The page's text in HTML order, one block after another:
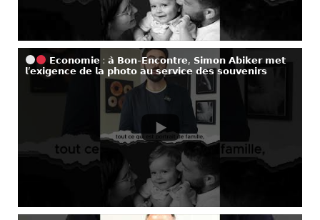
𝗘𝗰𝗼𝗻𝗼𝗺𝗶𝗲 : 𝗮̀ 𝗕𝗼𝗻-𝗘𝗻𝗰𝗼𝗻𝘁𝗿𝗲, 𝗦𝗶𝗺𝗼𝗻 𝗔𝗯𝗶𝗸𝗲𝗿 𝗺𝗲𝘁
𝗹’𝗲𝘅𝗶𝗴𝗲𝗻𝗰𝗲 𝗱𝗲 𝗹𝗮 𝗽𝗵𝗼𝘁𝗼 𝗮𝘂 𝘀𝗲𝗿𝘃𝗶𝗰𝗲 𝗱𝗲𝘀 𝘀𝗼𝘂𝘃𝗲𝗻𝗶𝗿𝘀